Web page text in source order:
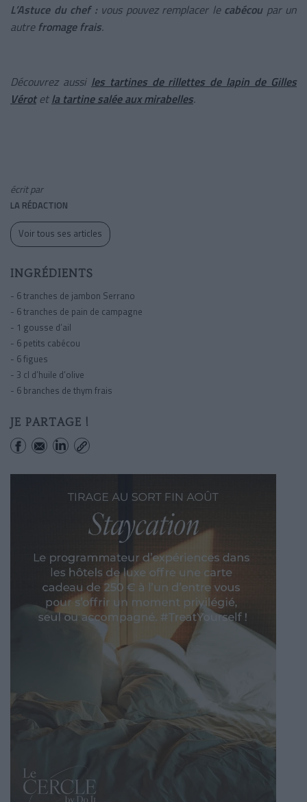
L’Astuce du chef :vous pouvez remplacer le cabécoupar un
autre fromage frais.
Découvrez aussi les tartines de rillettes de lapin de Gilles
Vérotetla tartine salée aux mirabelles.
écrit par
LA RÉDACTION
Voir tous ses articles
INGRÉDIENTS
- 6 tranches de jambon Serrano
- 6 tranches de pain de campagne
- 1 gousse d’ail
- 6 petits cabécou
- 6 figues
- 3 cl d’huile d’olive
- 6 branches de thym frais
JE PARTAGE !